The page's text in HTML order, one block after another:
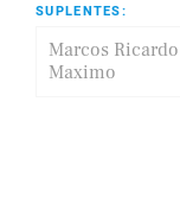
SUPLENTES:
Marcos
Maximo